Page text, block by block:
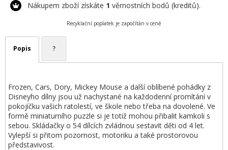
Nákupem zboží získáte 1 věrnostních bodů (kreditů).
Recyklační poplatek je započítán v ceně
Popis ?
Frozen, Cars, Dory, Mickey Mouse a další oblíbené pohádky z
Disneyho dílny jsou už nachystané na každodenní promítání v
pokojíčku vašich ratolestí, ve škole nebo třeba na dovolené. Ve
formě miniaturního puzzle si je totiž mohou přibalit kamkoli s
sebou. Skládačky o 54 dílcích zvládnou sestavit děti od 4 let.
Vylepší si přitom pozornost, motoriku a také prostorovou
představivost.